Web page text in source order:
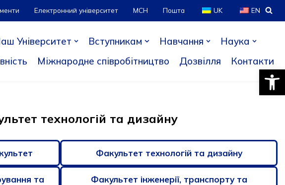
Електронний університет МСН Пошта UK EN
Університет Вступникам Навчання
Наука
Міжнародне співробітництво Дозвілля Контакти
технологій та дизайну
Факультет технологій та дизайну
та
Факультет інженерії, транспорту та